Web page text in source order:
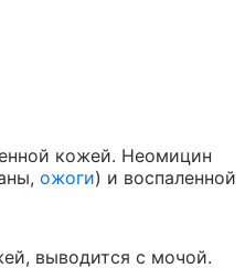
кожей. Неомицин
ожоги) и воспаленной
выводится с мочой.